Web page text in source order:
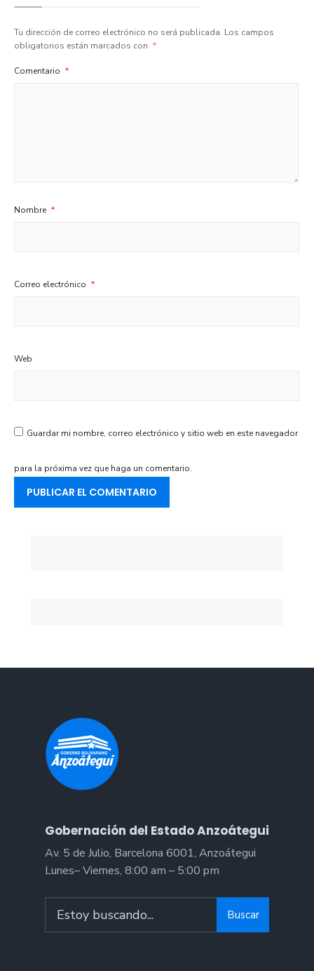
Tu dirección de correo electrónico no será publicada. Los campos
obligatorios están marcados con *
Comentario *
Nombre *
Correo electrónico *
Web
Guardar mi nombre, correo electrónico y sitio web en este navegador
para la próxima vez que haga un comentario.
Gobernación del Estado Anzoátegui
Av. 5 de Julio, Barcelona 6001, Anzoátegui
Lunes– Viernes, 8:00 am – 5:00 pm
for:
Buscar